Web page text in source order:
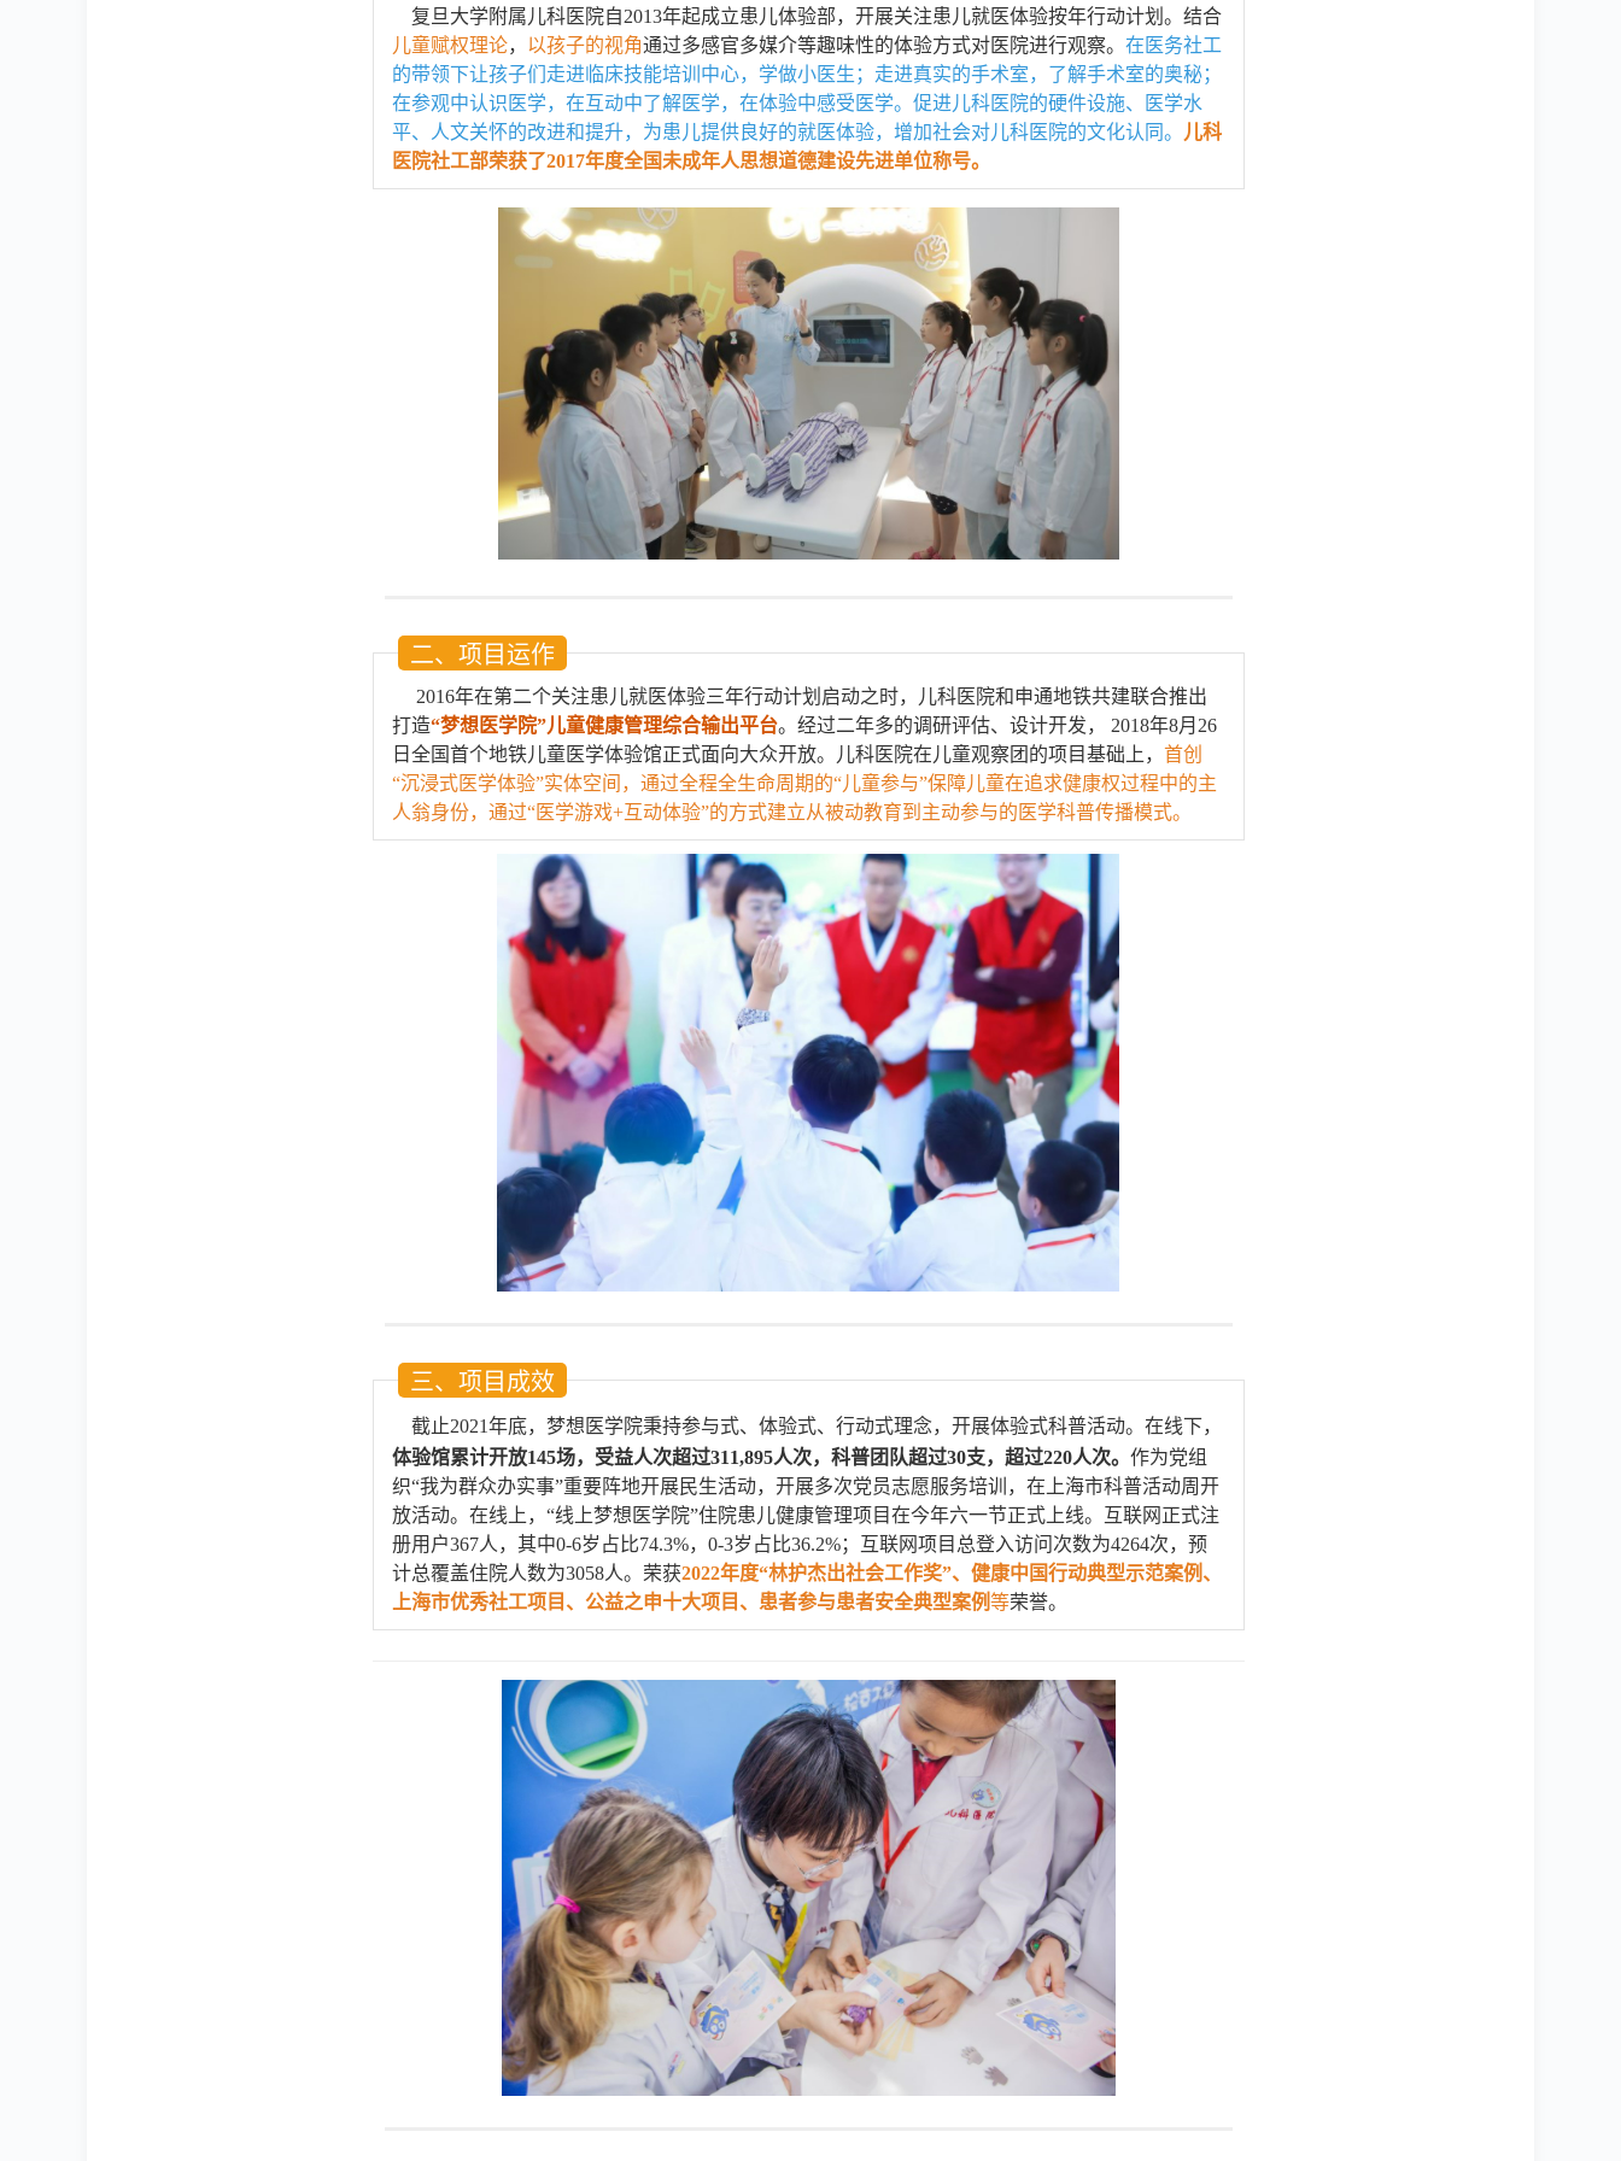
复旦大学附属儿科医院自2013年起成立患儿体验部，开展关注患儿就医体验按年行动计划。结合
儿童赋权理论， 以孩子的视角通过多感官多媒介等趣味性的体验方式对医院进行观察。 在医务社工
的带领下让孩子们走进临床技能培训中心，学做小医生；走进真实的手术室，了解手术室的奥秘；
在参观中认识医学，在互动中了解医学，在体验中感受医学。促进儿科医院的硬件设施、医学水
平、人文关怀的改进和提升，为患儿提供良好的就医体验，增加社会对儿科医院的文化认同。 儿科
医院社工部荣获了2017年度全国未成年人思想道德建设先进单位称号。
二、项目运作
2016年在第二个关注患儿就医体验三年行动计划启动之时，儿科医院和申通地铁共建联合推出
打造“梦想医学院”儿童健康管理综合输出平台。经过二年多的调研评估、设计开发， 2018年8月26
日全国首个地铁儿童医学体验馆正式面向大众开放。儿科医院在儿童观察团的项目基础上， 首创
“沉浸式医学体验”实体空间，通过全程全生命周期的“儿童参与”保障儿童在追求健康权过程中的主
人翁身份，通过“医学游戏+互动体验”的方式建立从被动教育到主动参与的医学科普传播模式。
三、项目成效
截止2021年底，梦想医学院秉持参与式、体验式、行动式理念，开展体验式科普活动。在线下，
体验馆累计开放145场，受益人次超过311,895人次，科普团队超过30支，超过220人次。 作为党组
织“我为群众办实事”重要阵地开展民生活动，开展多次党员志愿服务培训，在上海市科普活动周开
放活动。在线上，“线上梦想医学院”住院患儿健康管理项目在今年六一节正式上线。互联网正式注
册用户367人，其中0-6岁占比74.3%，0-3岁占比36.2%；互联网项目总登入访问次数为4264次，预
计总覆盖住院人数为3058人。荣获2022年度“林护杰出社会工作奖”、 健康中国行动典型示范案例、
上海市优秀社工项目、公益之申十大项目、患者参与患者安全典型案例等荣誉。